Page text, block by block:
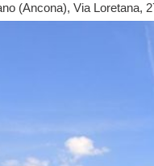
(Ancona), Via Loretana,